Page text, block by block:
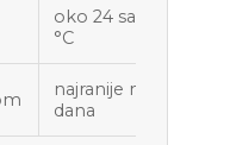
oko 24 sata pri 20
°C
najranije nakon 5
dana